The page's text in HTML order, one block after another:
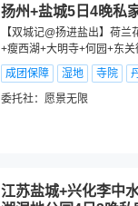
扬州+盐城5日4晚私
【双城记@扬进盐出】荷
+瘦西湖+大明寺+何园+东
成团保障
湿地 寺院
委托社： 愿景无限
江苏盐城+兴化李中